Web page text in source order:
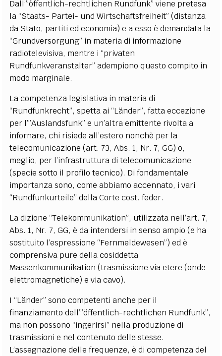
Dall’”öffentlich-rechtlichen Rundfunk” viene pretesa
la “Staats- Partei- und Wirtschaftsfreiheit” (distanza
da Stato, partiti ed economia) e a esso è demandata la
“Grundversorgung” in materia di informazione
radiotelevisiva, mentre i “privaten
Rundfunkveranstalter” adempiono questo compito in
modo marginale.
La competenza legislativa in materia di
“Rundfunkrecht”, spetta ai “Länder”, fatta eccezione
per l’”Auslandsfunk” e un’altra emittente rivolta a
infornare, chi risiede all’estero nonchè per la
telecomunicazione (art. 73, Abs. 1, Nr. 7, GG) o,
meglio, per l’infrastruttura di telecomunicazione
(specie sotto il profilo tecnico). Di fondamentale
importanza sono, come abbiamo accennato, i vari
“Rundfunkurteile” della Corte cost. feder.
La dizione “Telekommunikation”, utilizzata nell’art. 7,
Abs. 1, Nr. 7, GG, è da intendersi in senso ampio (e ha
sostituito l’espressione “Fernmeldewesen”) ed è
comprensiva pure della cosiddetta
Massenkommunikation (trasmissione via etere (onde
elettromagnetiche) e via cavo).
I “Länder” sono competenti anche per il
finanziamento dell’”öffentlich-rechtlichen Rundfunk”,
ma non possono “ingerirsi” nella produzione di
trasmissioni e nel contenuto delle stesse.
L’assegnazione delle frequenze, è di competenza del